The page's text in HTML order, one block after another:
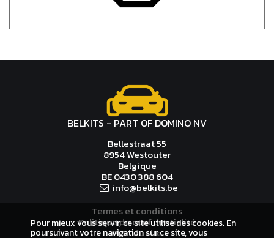
BELKITS - PART OF DOMINO NV
Bellestraat 55
8954 Westouter
Belgique
BE 0430 388 604
info@belkits.be
Termes et conditions
Politique de confidentialité
Plan du site
Pour mieux vous servir, ce site utilise des cookies. En
poursuivant votre navigation sur ce site, vous